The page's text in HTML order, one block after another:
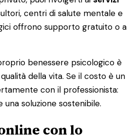
centri di salute mentale e
offrono supporto gratuito o a
benessere psicologico è
della vita. Se il costo è un
con il professionista:
soluzione sostenibile.
con lo